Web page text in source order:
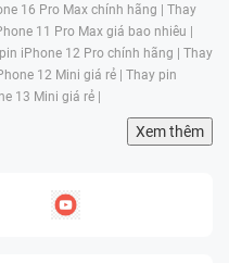
16 Pro Max chính hãng | Thay
11 Pro Max giá bao nhiêu |
iPhone 12 Pro chính hãng | Thay
12 Mini giá rẻ | Thay pin
13 Mini giá rẻ |
Xem thêm